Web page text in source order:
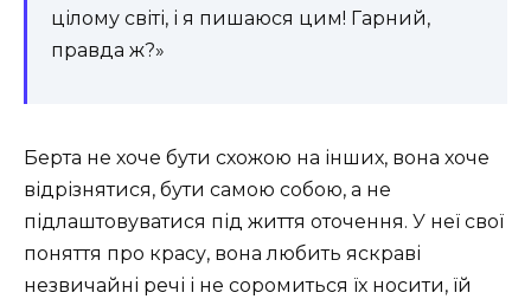
цілому світі, і я пишаюся цим! Гарний,
правда ж?»
Берта не хоче бути схожою на інших, вона хоче
відрізнятися, бути самою собою, а не
підлаштовуватися під життя оточення. У неї свої
поняття про красу, вона любить яскраві
незвичайні речі і не соромиться їх носити, їй